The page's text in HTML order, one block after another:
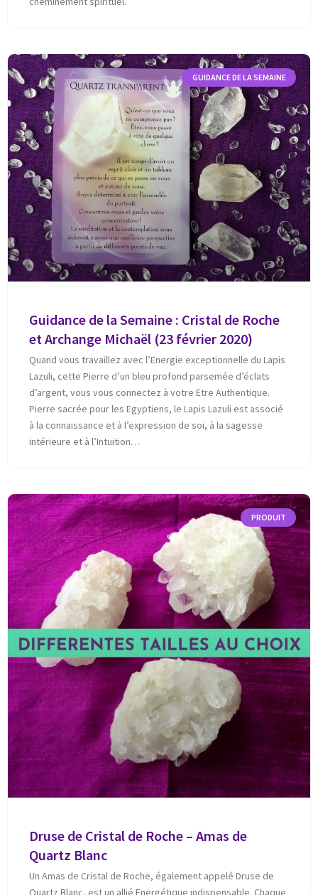
GUIDANCE DE LA SEMAINE
Guidance de la Semaine : Cristal de Roche
et Archange Michaël (23 février 2020)
Quand vous travaillez avec l’Energie exceptionnelle du Lapis
Lazuli, cette Pierre d’un bleu profond parsemée d’éclats
d’argent, vous vous connectez à votre Etre Authentique.
Pierre sacrée pour les Egyptiens, le Lapis Lazuli est associé
à la connaissance et à l’expression de soi, à la sagesse
intérieure et à l’Intuition…
Druse de Cristal de Roche – Amas de
Quartz Blanc
Un Amas de Cristal de Roche, également appelé Druse de
Quartz Blanc, est un allié Energétique indispensable. Chaque